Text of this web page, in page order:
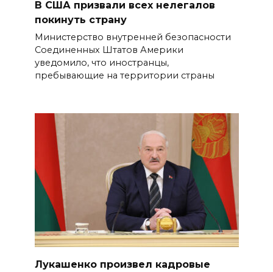
В США призвали всех нелегалов
покинуть страну
Министерство внутренней безопасности
Соединенных Штатов Америки
уведомило, что иностранцы,
пребывающие на территории страны
Лукашенко произвел кадровые